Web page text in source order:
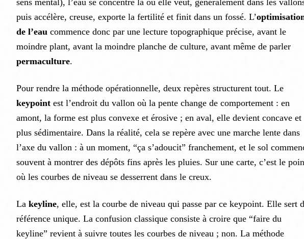
puis accélère, creuse, exporte la fertilité et finit dans un fossé. L’
de l’eau commence donc par une lecture topographique précise, avant le
moindre plant, avant la moindre planche de culture, avant même de parler
permaculture.
Pour rendre la méthode opérationnelle, deux repères structurent tout. Le
keypoint est l’endroit du vallon où la pente change de comportement : en
amont, la forme est plus convexe et érosive ; en aval, elle devient concave et
plus sédimentaire. Dans la réalité, cela se repère avec une marche lente dans
l’axe du vallon : à un moment, “ça s’adoucit” franchement, et le sol
souvent à montrer des dépôts fins après les pluies. Sur une carte, c’est le
où les courbes de niveau se desserrent dans le creux.
La keyline, elle, est la courbe de niveau qui passe par ce keypoint. Elle sert
référence unique. La confusion classique consiste à croire que “faire du
keyline” revient à suivre toutes les courbes de niveau ; non. La méthode